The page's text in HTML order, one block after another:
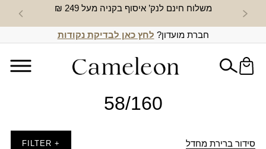
משלוח חינם לנק’ איסוף בקניה מעל 249 ₪ חדש
חברת מועדון? לחץ כאן לבדיקת נקודות
58/160
סידור ברירת מחדל + FILTER